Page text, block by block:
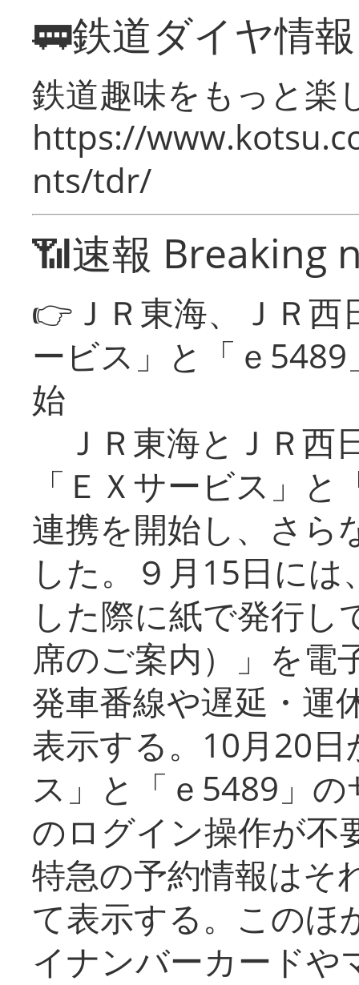
🚃鉄道ダイヤ情
鉄道趣味をもっと楽
https://
nts/tdr/
📶速報 Breaking
👉ＪＲ東海、ＪＲ
ービス」と「ｅ
始
ＪＲ東海とＪＲ西
「ＥＸサービス」
連携を開始し、さら
した。９月15日に
した際に紙で発行し
席のご案内）」を電
発車番線や遅延・運
表示する。10月20
ス」と「ｅ5489」
のログイン操作が不
特急の予約情報はそ
て表示する。このほ
イナンバーカードや